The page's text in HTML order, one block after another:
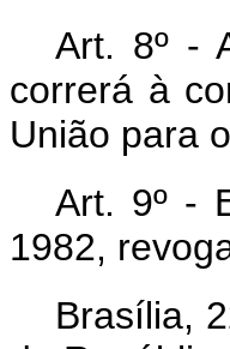
Art. 8º -
correrá à
União para
Art. 9º -
1982,
Brasília,